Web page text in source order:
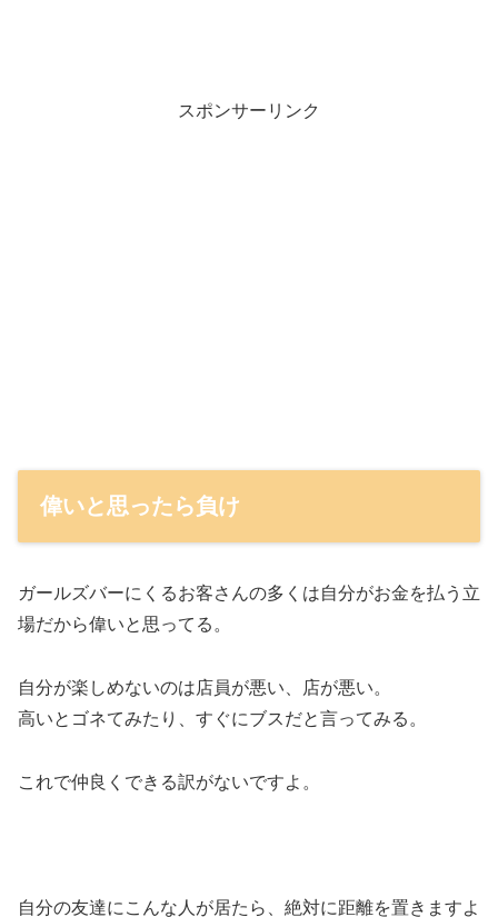
スポンサーリンク
偉いと思ったら負け
ガールズバーにくるお客さんの多くは自分がお金を払う立
場だから偉いと思ってる。
自分が楽しめないのは店員が悪い、店が悪い。
高いとゴネてみたり、すぐにブスだと言ってみる。
これで仲良くできる訳がないですよ。
自分の友達にこんな人が居たら、絶対に距離を置きますよ